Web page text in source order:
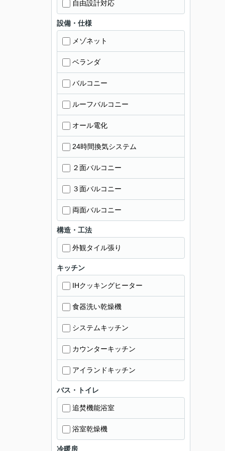
自由設計対応
設備・仕様
メゾネット
ベランダ
バルコニー
ルーフバルコニー
オール電化
24時間換気システム
２面バルコニー
３面バルコニー
両面バルコニー
構造・工法
外観タイル張り
キッチン
IHクッキングヒーター
食器洗い乾燥機
システムキッチン
カウンターキッチン
アイランドキッチン
バス・トイレ
追焚機能浴室
浴室乾燥機
冷暖房